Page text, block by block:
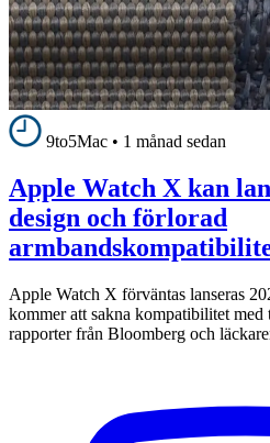
9to5Mac • 1 månad sedan
Apple Watch X kan
design och förlorad
Apple Watch X förväntas lanseras
kommer att sakna kompatibilitet
rapporter från Bloomberg och